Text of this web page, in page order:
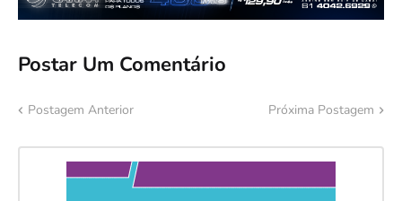
Postar Um Comentário
Postagem Anterior Próxima Postagem